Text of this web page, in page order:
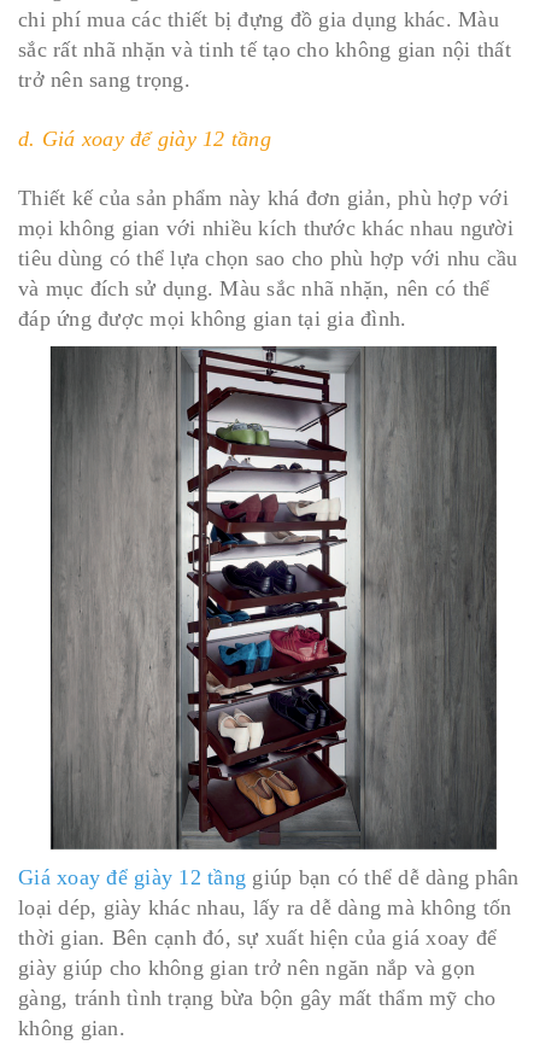
chi phí mua các thiết bị đựng đồ gia dụng khác. Màu
sắc rất nhã nhặn và tinh tế tạo cho không gian nội thất
trở nên sang trọng.
d. Giá xoay để giày 12 tầng
Thiết kế của sản phẩm này khá đơn giản, phù hợp với
mọi không gian với nhiều kích thước khác nhau người
tiêu dùng có thể lựa chọn sao cho phù hợp với nhu cầu
và mục đích sử dụng. Màu sắc nhã nhặn, nên có thể
đáp ứng được mọi không gian tại gia đình.
Giá xoay để giày 12 tầng giúp bạn có thể dễ dàng phân
loại dép, giày khác nhau, lấy ra dễ dàng mà không tốn
thời gian. Bên cạnh đó, sự xuất hiện của giá xoay để
giày giúp cho không gian trở nên ngăn nắp và gọn
gàng, tránh tình trạng bừa bộn gây mất thẩm mỹ cho
không gian.